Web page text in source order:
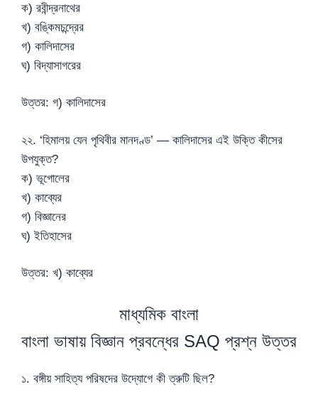
ক) রবীন্দ্রনাথের
খ) বঙ্কিমচন্দ্রের
গ) কালিদাসের
ঘ) বিদ্যাসাগরের
উত্তর: গ) কালিদাসের
২২. ‘হিমালয় যেন পৃথিবীর মানদণ্ড’ — কালিদাসের এই উক্তি কীসের
উপযুক্ত?
ক) ভূগোলের
খ) কাব্যের
গ) বিজ্ঞানের
ঘ) ইতিহাসের
উত্তর: খ) কাব্যের
মাধ্যমিক বাংলা
বাংলা ভাষায় বিজ্ঞান প্রবন্ধের SAQ প্রশ্ন উত্তর
১. বঙ্গীয় সাহিত্য পরিষদের উদ্যোগে কী ত্রুটি ছিল?